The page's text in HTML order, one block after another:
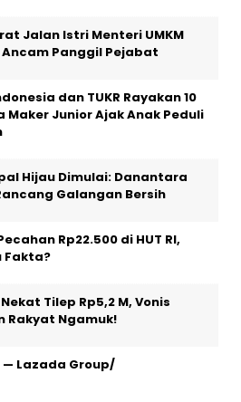
Jalan Istri Menteri UMKM
Ancam Panggil Pejabat
dan TUKR Rayakan 10
Maker Junior Ajak Anak Peduli
Hijau Dimulai: Danantara
Galangan Bersih
Rp22.500 di HUT RI,
Fakta?
Tilep Rp5,2 M, Vonis
Rakyat Ngamuk!
I — Lazada Group/